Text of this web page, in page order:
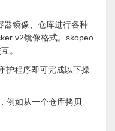
器镜像、仓库进行各种
v2镜像格式。skopeo
。
护程序即可完成以下操
例如从一个仓库拷贝